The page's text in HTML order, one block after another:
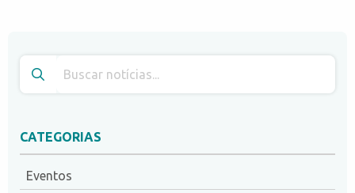
CATEGORIAS
Eventos